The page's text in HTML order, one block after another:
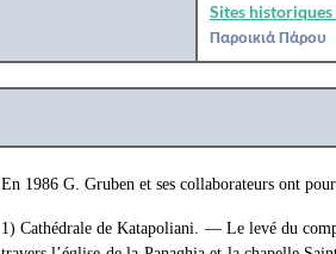
Sites historiques
Παροικιά Πάρου
En 1986 G. Gruben et ses collaborateurs ont
1) Cathédrale de Katapoliani. — Le levé du